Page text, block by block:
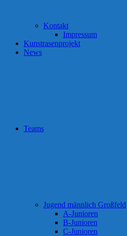
Kontakt
Impressum
Kunstrasenprojekt
News
Teams
Jugend männlich Großfeld
A-Junioren
B-Junioren
C-Junioren